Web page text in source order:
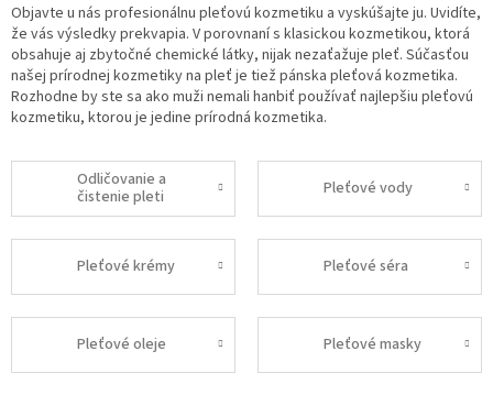
Objavte u nás profesionálnu pleťovú kozmetiku a vyskúšajte ju. Uvidíte,
že vás výsledky prekvapia. V porovnaní s klasickou kozmetikou, ktorá
obsahuje aj zbytočné chemické látky, nijak nezaťažuje pleť. Súčasťou
našej prírodnej kozmetiky na pleť je tiež pánska pleťová kozmetika.
Rozhodne by ste sa ako muži nemali hanbiť používať najlepšiu pleťovú
kozmetiku, ktorou je jedine prírodná kozmetika.
Odličovanie a
čistenie pleti
Pleťové vody
Pleťové krémy Pleťové séra
Pleťové oleje Pleťové masky